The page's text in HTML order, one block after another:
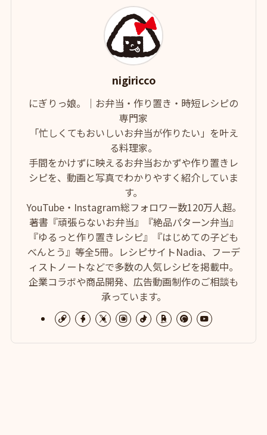
nigiricco
にぎりっ娘。｜お弁当・作り置き・時短レシピの
専門家
「忙しくてもおいしいお弁当が作りたい」を叶え
る料理家。
手間をかけずに映えるお弁当おかずや作り置きレ
シピを、動画と写真でわかりやすく紹介していま
す。
YouTube・Instagram総フォロワー数120万人超。
著書『頑張らないお弁当』『絶品パターン弁当』
『ゆるっと作り置きレシピ』『はじめての子ども
べんとう』等全5冊。レシピサイトNadia、フーデ
ィストノートなどで多数の人気レシピを掲載中。
企業コラボや商品開発、広告動画制作のご相談も
承っています。